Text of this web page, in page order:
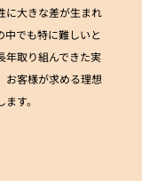
に大きな差が生まれ
中でも特に難しいと
年取り組んできた実
お客様が求める理想
す。